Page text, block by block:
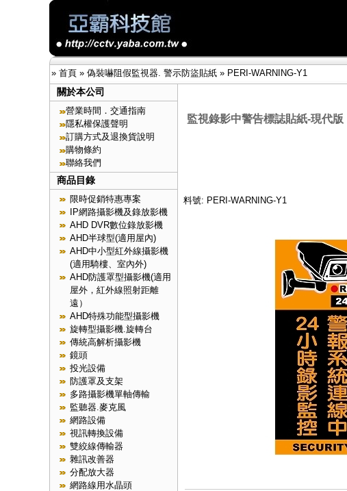
» 首頁 » 偽裝嚇阻假監視器. 警示防盜貼紙 » PERI-WARNING-Y1
關於本公司
營業時間．交通指南
隱私權保護聲明
訂購方式及退換貨說明
購物條約
聯絡我們
商品目錄
限時促銷特惠專案
IP網路攝影機及錄放影機
AHD DVR數位錄放影機
AHD半球型(適用屋內)
AHD中小型紅外線攝影機
(適用騎樓、室內外)
AHD防護罩型攝影機(適用
屋外，紅外線照射距離
遠）
AHD特殊功能型攝影機
旋轉型攝影機.旋轉台
傳統高解析攝影機
鏡頭
投光設備
防護罩及支架
多路攝影機單軸傳輸
監聽器.麥克風
網路設備
視訊轉換設備
雙絞線傳輸器
雜訊改善器
分配放大器
網路線用水晶頭
監視錄影中警告標誌貼紙-現代版
料號: PERI-WARNING-Y1